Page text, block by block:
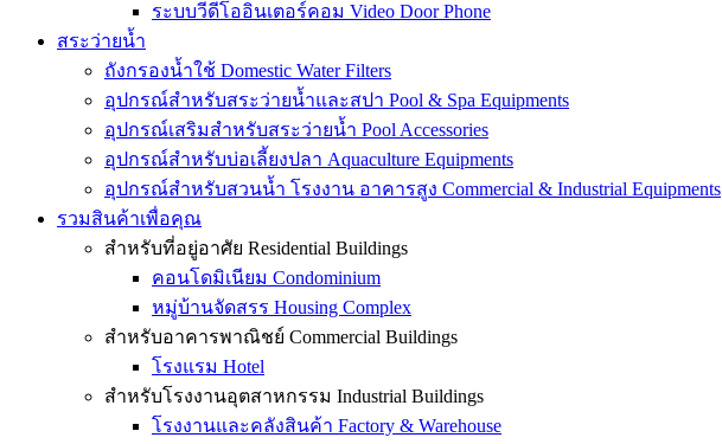
ระบบวีดีโออินเตอร์คอม Video Door Phone
สระว่ายน้ำ
ถังกรองน้ำใช้ Domestic Water Filters
อุปกรณ์สำหรับสระว่ายน้ำและสปา Pool & Spa Equipments
อุปกรณ์เสริมสำหรับสระว่ายน้ำ Pool Accessories
อุปกรณ์สำหรับบ่อเลี้ยงปลา Aquaculture Equipments
อุปกรณ์สำหรับสวนน้ำ โรงงาน อาคารสูง Commercial & Industrial Equipments
รวมสินค้าเพื่อคุณ
สำหรับที่อยู่อาศัย Residential Buildings
คอนโดมิเนียม Condominium
หมู่บ้านจัดสรร Housing Complex
สำหรับอาคารพาณิชย์ Commercial Buildings
โรงแรม Hotel
สำหรับโรงงานอุตสาหกรรม Industrial Buildings
โรงงานและคลังสินค้า Factory & Warehouse